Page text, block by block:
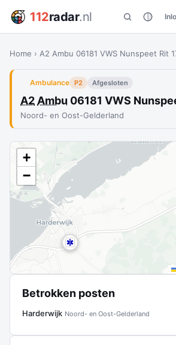
112radar.nl
Home › A2 Ambu 06181 VWS Nunspeet Rit
Ambulance P2 Afgesloten
A2 Ambu 06181 VWS
Noord- en Oost-Gelderland
+
−
Betrokken posten
Harderwijk Noord- en Oost-Gelderland